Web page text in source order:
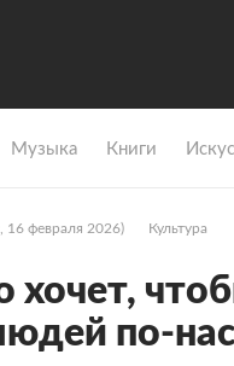
Музыка Книги
16 февраля 2026) Культура
хочет,
по-